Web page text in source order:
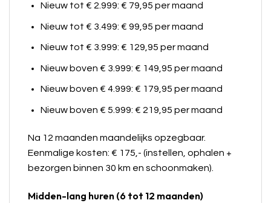
Nieuw tot € 2.999: € 79,95 per maand
Nieuw tot € 3.499: € 99,95 per maand
Nieuw tot € 3.999: € 129,95 per maand
Nieuw boven € 3.999: € 149,95 per maand
Nieuw boven € 4.999: € 179,95 per maand
Nieuw boven € 5.999: € 219,95 per maand
Na 12 maanden maandelijks opzegbaar.
Eenmalige kosten: € 175,- (instellen, ophalen +
bezorgen binnen 30 km en schoonmaken).
Midden-lang huren (6 tot 12 maanden)